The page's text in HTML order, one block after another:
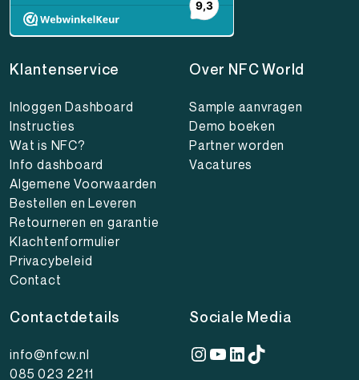
Klantenservice
Inloggen Dashboard
Instructies
Wat is NFC?
Info dashboard
Algemene Voorwaarden
Bestellen en Leveren
Retourneren en garantie
Klachtenformulier
Privacybeleid
Contact
Over NFC World
Sample aanvragen
Demo boeken
Partner worden
Vacatures
Contactdetails
info@nfcw.nl
085 023 2211
Sociale Media
Instagram
YouTube
LinkedIn
TikTok